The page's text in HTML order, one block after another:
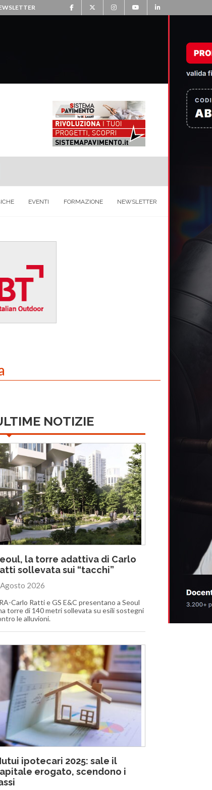
EVENTI FORMAZIONE NEWSLETTER
NOTIZIE
la torre adattiva di Carlo
sollevata sui “tacchi”
2026
Carlo Ratti e GS E&C presentano a Seoul
torre di 140 metri sollevata su esili sostegni
le alluvioni.
ipotecari 2025: sale il
erogato, scendono i